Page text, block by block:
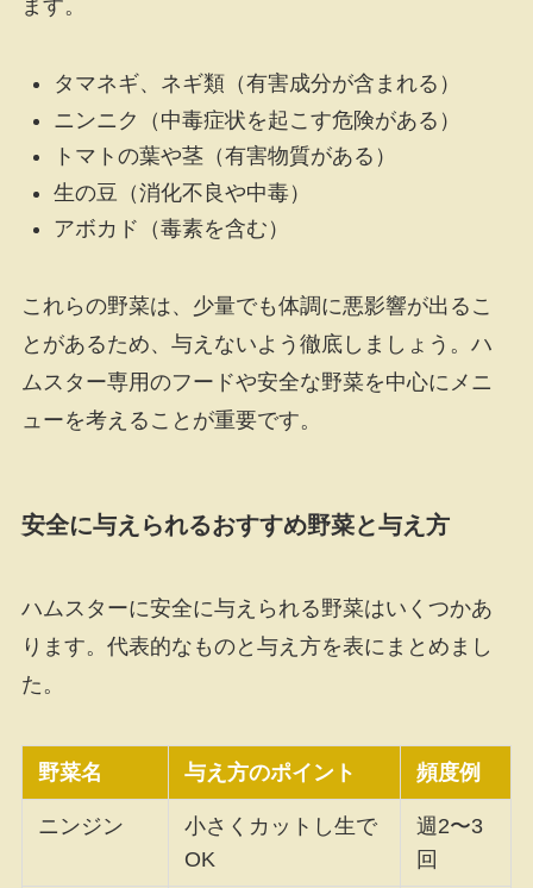
ます。
タマネギ、ネギ類（有害成分が含まれる）
ニンニク（中毒症状を起こす危険がある）
トマトの葉や茎（有害物質がある）
生の豆（消化不良や中毒）
アボカド（毒素を含む）
これらの野菜は、少量でも体調に悪影響が出るこ
とがあるため、与えないよう徹底しましょう。ハ
ムスター専用のフードや安全な野菜を中心にメニ
ューを考えることが重要です。
安全に与えられるおすすめ野菜と与え方
ハムスターに安全に与えられる野菜はいくつかあ
ります。代表的なものと与え方を表にまとめまし
た。
野菜名 与え方のポイント 頻度例
ニンジン
小さくカットし生で
OK
週2〜3
回